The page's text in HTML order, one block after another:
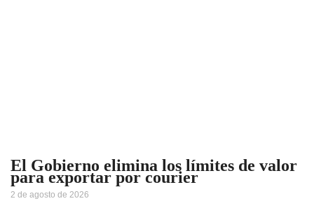
El Gobierno elimina los límites de valor
para exportar por courier
2 de agosto de 2026